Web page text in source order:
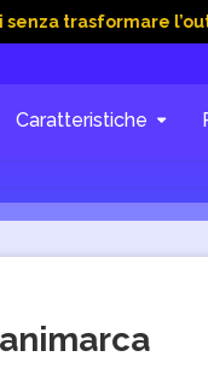
l’outbound in
Caratteristiche